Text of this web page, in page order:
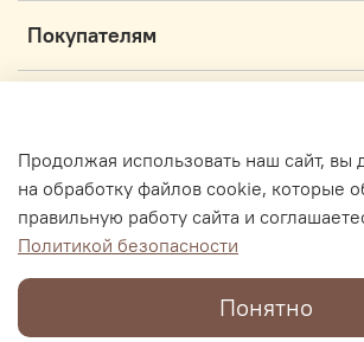
Покупателям
Интернет магазин секонд-хенд ОЖУР.ру
Продолжая использовать наш сайт, вы
на обработку файлов cookie, которые
правильную работу сайта и
Политикой безопасности
Понятно